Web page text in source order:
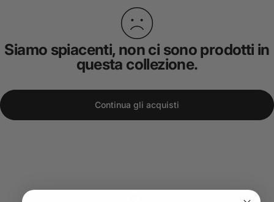
Siamo spiacenti, non ci sono prodotti in
questa collezione.
Continua gli acquisti